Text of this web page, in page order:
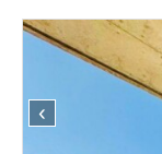
‹